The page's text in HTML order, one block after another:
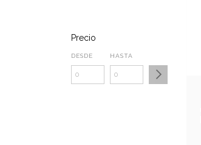
Precio
DESDE HASTA